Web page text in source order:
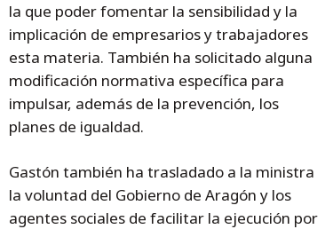
la que poder fomentar la sensibilidad y la
implicación de empresarios y trabajadores
esta materia. También ha solicitado alguna
modificación normativa específica para
impulsar, además de la prevención, los
planes de igualdad.
Gastón también ha trasladado a la ministra
la voluntad del Gobierno de Aragón y los
agentes sociales de facilitar la ejecución por